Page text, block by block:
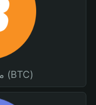
محفظة بيتكوين (BTC)